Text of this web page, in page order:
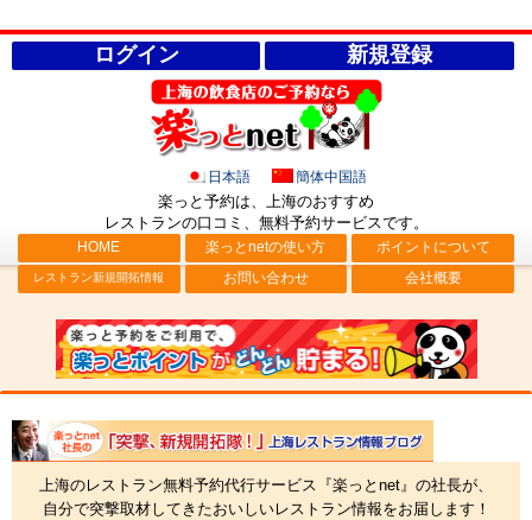
ログイン 新規登録
日本語 簡体中国語
楽っと予約は、上海のおすすめ
レストランの口コミ、無料予約サービスです。
HOME 楽っとnetの使い方 ポイントについて
レストラン新規開拓情報 お問い合わせ 会社概要
上海のレストラン無料予約代行サービス『楽っとnet』の社長が、
自分で突撃取材してきたおいしいレストラン情報をお届します！